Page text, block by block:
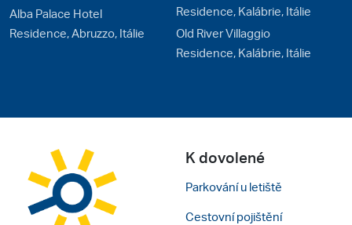
Alba Palace Hotel
Residence, Abruzzo, Itálie
Residence, Kalábrie, Itálie
Old River Villaggio
Residence, Kalábrie, Itálie
K dovolené
Parkování u letiště
Cestovní pojištění